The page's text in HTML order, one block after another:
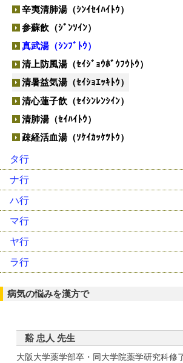
辛夷清肺湯（ｼﾝｲｾｲﾊｲﾄｳ）
参蘇飲（ｼﾞﾝｿｲﾝ）
真武湯（ｼﾝﾌﾞﾄｳ）
清上防風湯（ｾｲｼﾞｮｳﾎﾞｳﾌｳﾄｳ）
清暑益気湯（ｾｲｼｮｴｯｷﾄｳ）
清心蓮子飲（ｾｲｼﾝﾚﾝｼｲﾝ）
清肺湯（ｾｲﾊｲﾄｳ）
疎経活血湯（ｿｹｲｶｯｹﾂﾄｳ）
タ行
大建中湯（ﾀﾞｲｹﾝﾁｭｳﾄｳ）
大柴胡湯（ﾀﾞｲｻｲｺﾄｳ）
大承気湯（ﾀﾞｲｼﾞｮｳｷﾄｳ）
竹筎温胆湯（ﾁｸｼﾞｮｳﾝﾀﾝﾄｳ）
調胃承気湯（ﾁｮｳｲｼﾞｮｳｷﾄｳ）
釣藤散（ﾁｮｳﾄｳｻﾝ）
通導散（ﾂｳﾄﾞｳｻﾝ）
ナ行
二陳湯（ﾆﾁﾝﾄｳ）
女神散（ﾆｮｼﾝｻﾝ）
人参湯（ﾆﾝｼﾞﾝﾄｳ）
人参養栄湯（ﾆﾝｼﾞﾝﾖｳｴｲﾄｳ）
ハ行
排膿散及湯（ﾊｲﾉｳｻﾝｷｭｳﾄｳ）
麦門冬湯（ﾊﾞｸﾓﾝﾄﾞｳﾄｳ）
八味地黄丸（ﾊﾁﾐｼﾞｵｳｶﾞﾝ）
半夏厚朴湯（ﾊﾝｹﾞｺｳﾎﾞｸﾄｳ）
半夏瀉心湯（ﾊﾝｹﾞｼｬｼﾝﾄｳ）
平胃散（ﾍｲｲｻﾝ）
防風通聖散（ﾎﾞｳﾌｳﾂｳｼｮｳｻﾝ）
マ行
麻黄湯（ﾏｵｳﾄｳ）
麻黄附子細辛湯（ﾏｵｳﾌﾞｼｻｲｼﾝﾄｳ）
ヤ行
抑肝散（ﾖｸｶﾝｻﾝ）
ラ行
立効散（ﾘｯｺｳｻﾝ）
苓姜朮甘湯（ﾘｮｳｷｮｳｼﾞｭﾂｶﾝﾄｳ）
病気の悩みを漢方で
谿 忠人 先生
大阪大学薬学部卒・同大学院薬学研究科修